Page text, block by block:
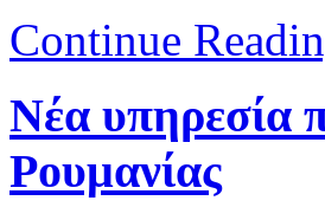
Continue
Νέα υπηρεσία
Ρουμανίας